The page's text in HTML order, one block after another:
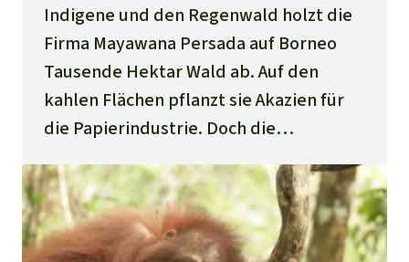
Indigene und den Regenwald holzt die
Firma Mayawana Persada auf Borneo
Tausende Hektar Wald ab. Auf den
kahlen Flächen pflanzt sie Akazien für
die Papierindustrie. Doch die
Widerstand. Wir haben sie besucht.